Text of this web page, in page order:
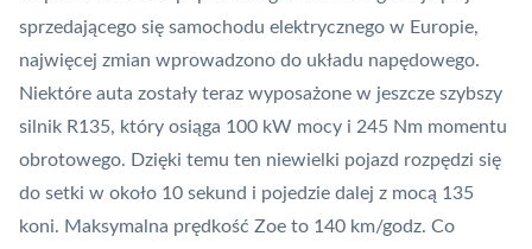
sprzedającego się samochodu elektrycznego w Europie,
najwięcej zmian wprowadzono do układu napędowego.
Niektóre auta zostały teraz wyposażone w jeszcze szybszy
silnik R135, który osiąga 100 kW mocy i 245 Nm momentu
obrotowego. Dzięki temu ten niewielki pojazd rozpędzi się
do setki w około 10 sekund i pojedzie dalej z mocą 135
koni. Maksymalna prędkość Zoe to 140 km/godz. Co